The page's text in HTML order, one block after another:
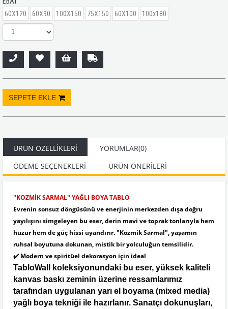
60X120
60X90 100X150 75X150 60X100 100x180
ÜRÜN ÖZELLIKLERI YORUMLAR(0)
ÖDEME SEÇENEKLERI
ÜRÜN ÖNERILERI
''KOZMİK SARMAL'' YAĞLI BOYA TABLO
Evrenin sonsuz döngüsünü ve enerjinin merkezden dışa doğru
yayılışını simgeleyen bu eser, derin mavi ve toprak tonlarıyla hem
huzur hem de güç hissi uyandırır. "Kozmik Sarmal", yaşamın
ruhsal boyutuna dokunan, mistik bir yolculuğun temsilidir.
✔️ Modern ve spiritüel dekorasyon için ideal
TabloWall koleksiyonundaki bu eser, yüksek kaliteli
kanvas baskı zeminin üzerine ressamlarımız
tarafından uygulanan yarı el boyama (mixed media)
yağlı boya tekniği ile hazırlanır. Sanatçı dokunuşları,